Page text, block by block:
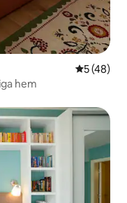
5 av 5 i
5 (48)
hem